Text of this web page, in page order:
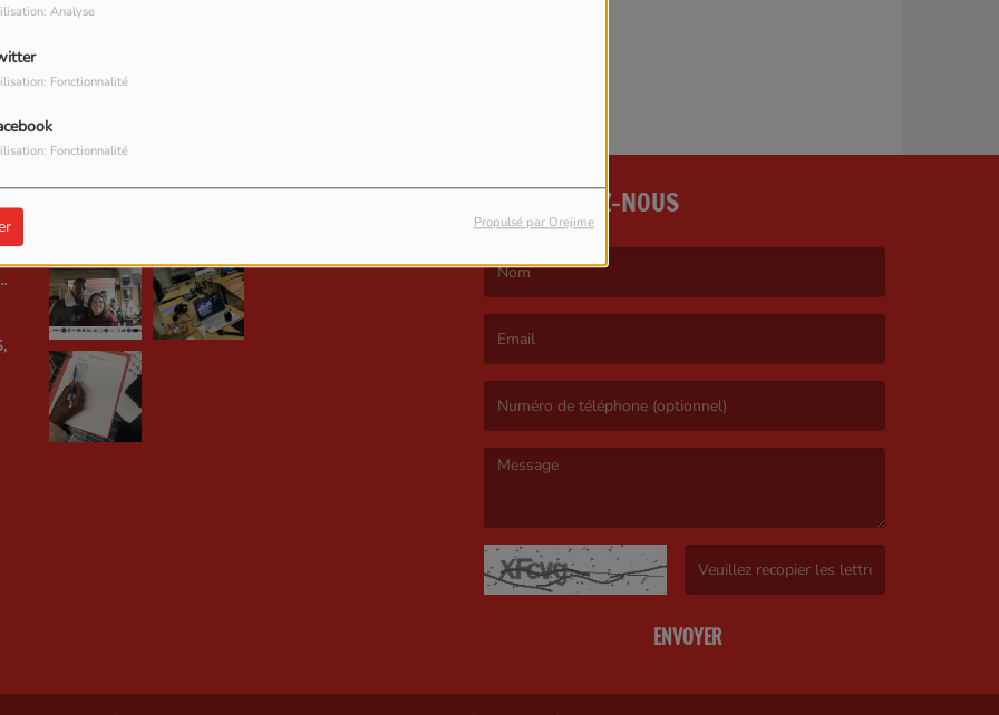
Analyse
Fonctionnalité
Fonctionnalité
Propulsé par Orejime
vous avez rencontré une erreur.
Il semble que la page que vous recherchez n’existe plus.
PHOTOS CONTACTEZ-NOUS
ENVOYER